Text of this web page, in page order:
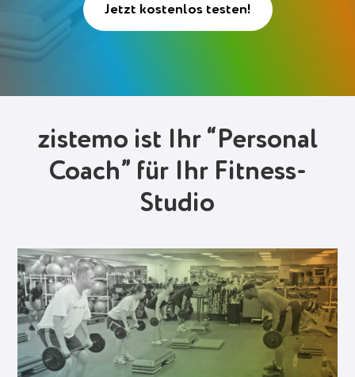
Deutsch
Polski
Einloggen
Gratis anmelden
Jetzt kostenlos testen!
zistemo ist Ihr “Personal
Coach” für Ihr Fitness-
Studio